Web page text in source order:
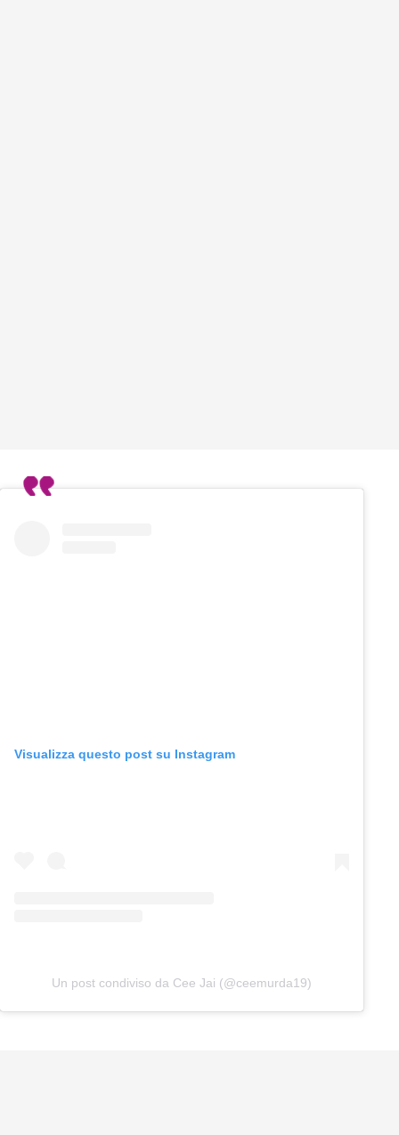
Visualizza questo post su Instagram
Un post condiviso da Cee Jai (@ceemurda19)